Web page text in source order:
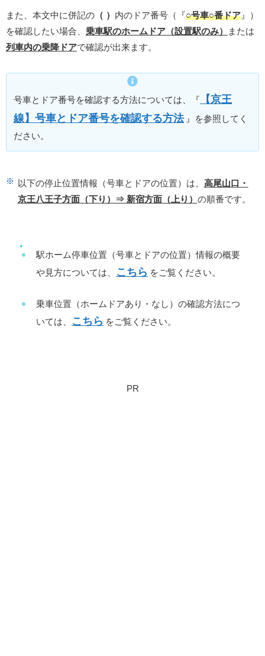
また、本文中に併記の （ ） 内のドア番号（『○号車○番ドア』）
を確認したい場合、 乗車駅のホームドア（設置駅のみ）
または
列車内の乗降ドアで確認が出来ます。
号車とドア番号を確認する方法については、『
【京王
線】号車とドア番号を確認する方法 』を参照してく
ださい。
以下の停止位置情報（号車とドアの位置）は、 高尾山口・
京王八王子方面（下り）⇒ 新宿方面（上り） の順番です。
駅ホーム停車位置（号車とドアの位置）情報の概要
や見方については、
こちら をご覧ください。
乗車位置（ホームドアあり・なし）の確認方法につ
いては、
こちら をご覧ください。
PR